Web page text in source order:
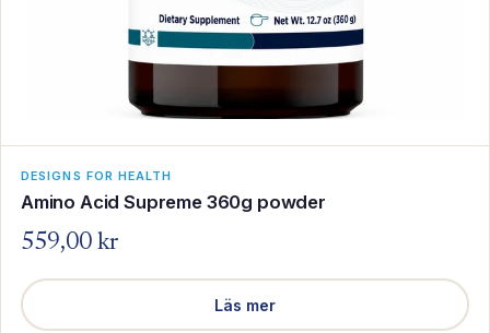
DESIGNS FOR HEALTH
Amino Acid Supreme 360g powder
559,00 kr
Läs mer